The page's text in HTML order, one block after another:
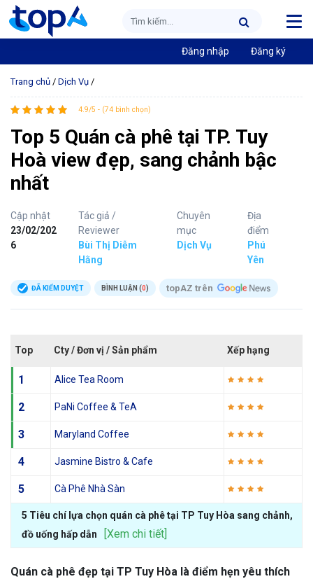
Đăng nhập Đăng ký
Trang chủ / Dịch Vụ /
4.9/5 - (74 bình chọn)
Top 5 Quán cà phê tại TP. Tuy
Hoà view đẹp, sang chảnh bậc
nhất
Cập nhật
23/02/202
6
Tác giả /
Reviewer
Bùi Thị Diễm
Hằng
Chuyên
mục
Dịch Vụ
Địa
điểm
Phú
Yên
ĐÃ KIỂM DUYỆT BÌNH LUẬN (0) topAZ trên
Top Cty / Đơn vị / Sản phẩm Xếp hạng
1 Alice Tea Room
2 PaNi Coffee & TeA
3 Maryland Coffee
4 Jasmine Bistro & Cafe
5 Cà Phê Nhà Sàn
5 Tiêu chí lựa chọn quán cà phê tại TP Tuy Hòa sang chảnh,
đồ uống hấp dẫn
[Xem chi tiết]
Quán cà phê đẹp tại TP Tuy Hòa là điểm hẹn yêu thích